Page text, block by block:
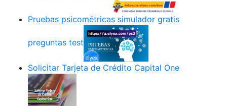
Pruebas psicométricas simulador gratis
preguntas test
Solicitar Tarjeta de Crédito Capital One